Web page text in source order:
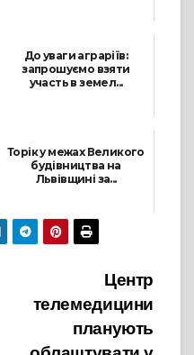
До уваги аграріїв:
запрошуємо взяти
участь в земел...
Торік у межах Великого
будівництва на
Львівщині за...
12 Січня, 2022
Центр
телемедицини
планують